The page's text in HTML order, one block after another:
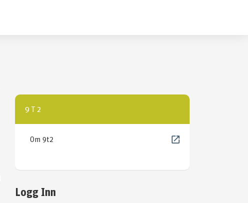
9T2
Om 9t2
Logg Inn